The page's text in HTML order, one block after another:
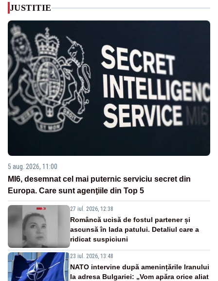
JUSTITIE
5 aug. 2026, 11:00
MI6, desemnat cel mai puternic serviciu secret din
Europa. Care sunt agenţiile din Top 5
27 iul. 2026, 12:38
Româncă ucisă de fostul partener și
ascunsă în lada patului. Detaliul care a
ridicat suspiciuni
23 iul. 2026, 13:48
NATO intervine după amenințările Iranului
la adresa Bulgariei: „Vom apăra orice aliat